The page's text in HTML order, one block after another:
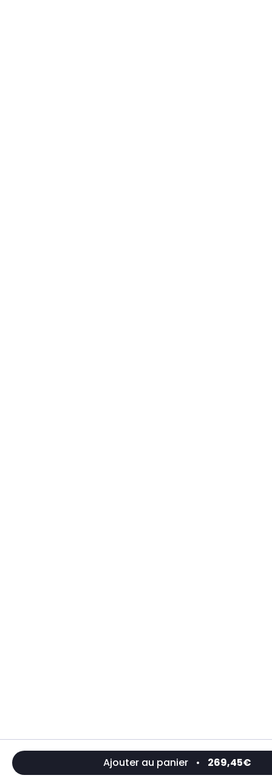
Ajouter au panier • 269,45€